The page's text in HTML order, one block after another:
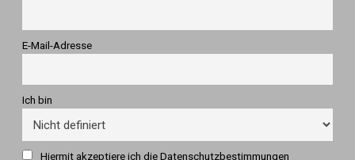
E-Mail-Adresse
Ich bin
Hiermit akzeptiere ich die Datenschutzbestimmungen